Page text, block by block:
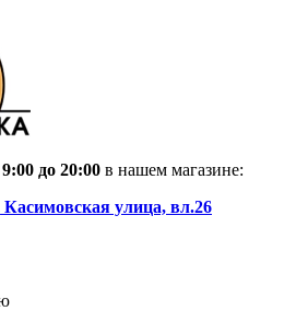
до 20:00 в нашем магазине:
улица, вл.26